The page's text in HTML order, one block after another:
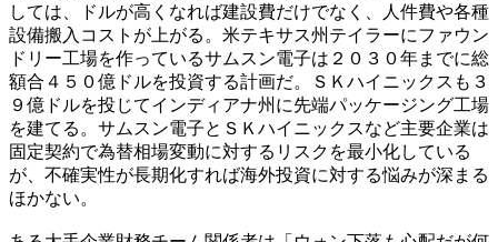
しては、ドルが高くなれば建設費だけでなく、人件費や各種
設備搬入コストが上がる。米テキサス州テイラーにファウン
ドリー工場を作っているサムスン電子は２０３０年までに総
額合４５０億ドルを投資する計画だ。ＳＫハイニックスも３
９億ドルを投じてインディアナ州に先端パッケージング工場
を建てる。サムスン電子とＳＫハイニックスなど主要企業は
固定契約で為替相場変動に対するリスクを最小化している
が、不確実性が長期化すれば海外投資に対する悩みが深まる
ほかない。